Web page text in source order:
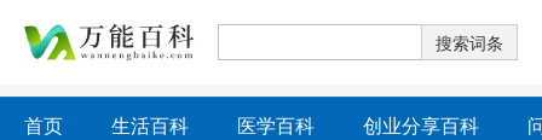
首页 生活百科 医学百科 创业分享百科